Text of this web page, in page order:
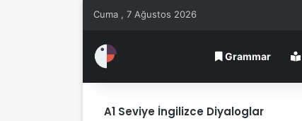
Cuma , 7 Ağustos 2026
Grammar
A1 Seviye İngilizce Diyaloglar